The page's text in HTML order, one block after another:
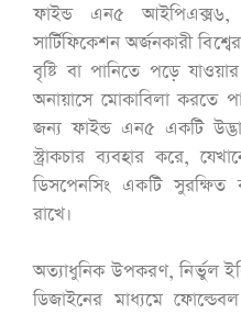
ফাইন্ড এন৫
সার্টিফিকেশন অর্জনকারী
বৃষ্টি বা পানিতে পড়ে
অনায়াসে মোকাবিলা করতে
জন্য ফাইন্ড এন৫ একটি
স্ট্রাকচার ব্যবহার করে,
ডিসপেনসিং একটি সুরক্ষিত
রাখে।
অত্যাধুনিক উপকরণ, নির্ভুল
ডিজাইনের মাধ্যমে